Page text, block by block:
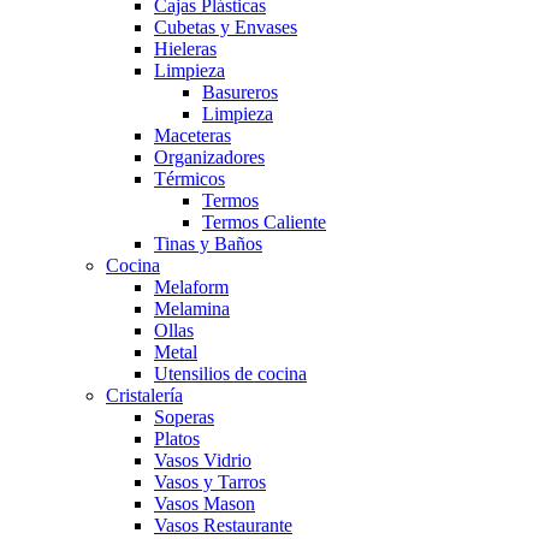
Cajas Plásticas
Cubetas y Envases
Hieleras
Limpieza
Basureros
Limpieza
Maceteras
Organizadores
Térmicos
Termos
Termos Caliente
Tinas y Baños
Cocina
Melaform
Melamina
Ollas
Metal
Utensilios de cocina
Cristalería
Soperas
Platos
Vasos Vidrio
Vasos y Tarros
Vasos Mason
Vasos Restaurante